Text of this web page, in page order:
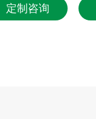
定制咨询